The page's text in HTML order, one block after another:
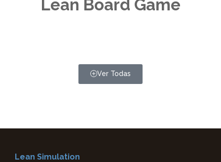
Lean Board Game
Ver Todas
Lean Simulation